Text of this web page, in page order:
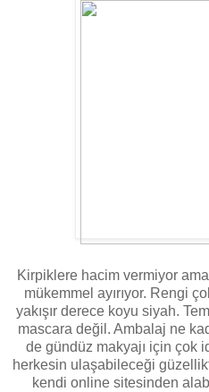
Kirpiklere hacim vermiyor
mükemmel ayırıyor. Rengi
yakışır derece koyu siyah.
mascara değil. Ambalaj ne
de gündüz makyajı için çok
herkesin ulaşabileceği
kendi online sitesinden